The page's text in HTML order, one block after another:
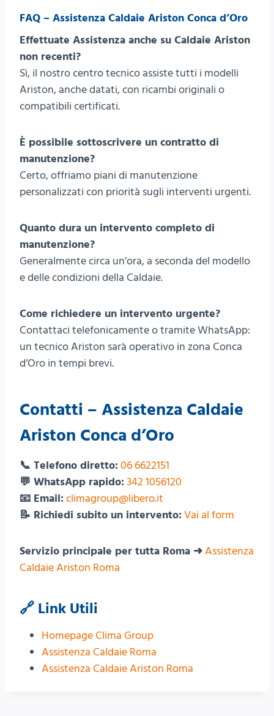
FAQ – Assistenza Caldaie Ariston Conca d’Oro
Effettuate Assistenza anche su Caldaie Ariston
non recenti?
Sì, il nostro centro tecnico assiste tutti i modelli
Ariston, anche datati, con ricambi originali o
compatibili certificati.
È possibile sottoscrivere un contratto di
manutenzione?
Certo, offriamo piani di manutenzione
personalizzati con priorità sugli interventi urgenti.
Quanto dura un intervento completo di
manutenzione?
Generalmente circa un’ora, a seconda del modello
e delle condizioni della Caldaie.
Come richiedere un intervento urgente?
Contattaci telefonicamente o tramite WhatsApp:
un tecnico Ariston sarà operativo in zona Conca
d’Oro in tempi brevi.
Contatti – Assistenza Caldaie
Ariston Conca d’Oro
📞 Telefono diretto: 06 6622151
💬 WhatsApp rapido: 342 1056120
📧 Email: climagroup@libero.it
📝 Richiedi subito un intervento: Vai al form
Servizio principale per tutta Roma ➜Assistenza
Caldaie Ariston Roma
🔗 Link Utili
Homepage Clima Group
Assistenza Caldaie Roma
Assistenza Caldaie Ariston Roma